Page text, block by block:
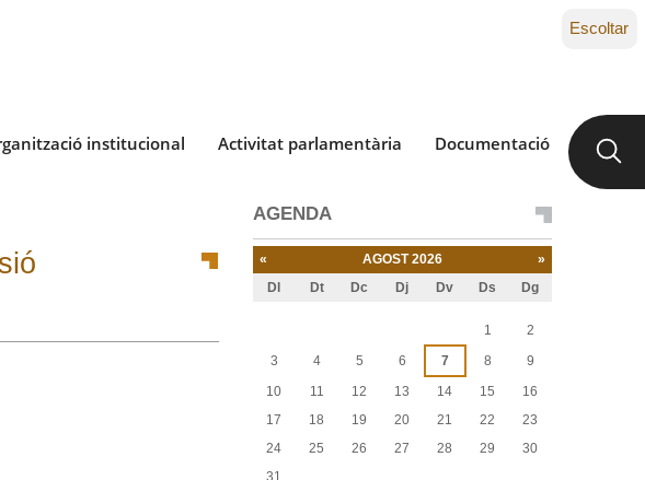
institucional Activitat parlamentària Documentació
Escoltar
AGENDA
« AGOST 2026 »
Dl Dt Dc Dj Dv Ds Dg
1
2
3
4 5 6 7 8
9
10
11 12 13 14 15
16
17
18 19 20 21 22
23
24
25 26 27 28 29
30
31